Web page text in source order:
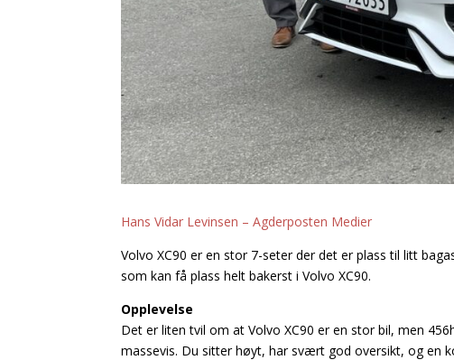
Hans Vidar Levinsen – Agderposten Medier
Volvo XC90 er en stor 7-seter der det er plass til litt
som kan få plass helt bakerst i Volvo XC90.
Opplevelse
Det er liten tvil om at Volvo XC90 er en stor bil, men
massevis. Du sitter høyt, har svært god oversikt, og en